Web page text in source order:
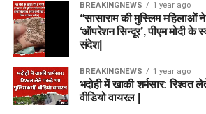
BREAKINGNEWS 1 year ago
“सासाराम की मुस्लिम महिलाओं
‘ऑपरेशन सिन्दूर’, पीएम मोदी के
संदेश|
BREAKINGNEWS 1 year ago
भदोही में खाकी शर्मसार: रिश्वत
वीडियो वायरल |